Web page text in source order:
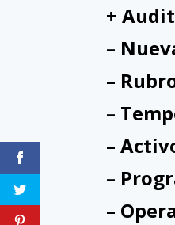
+
–
–
–
–
–
–